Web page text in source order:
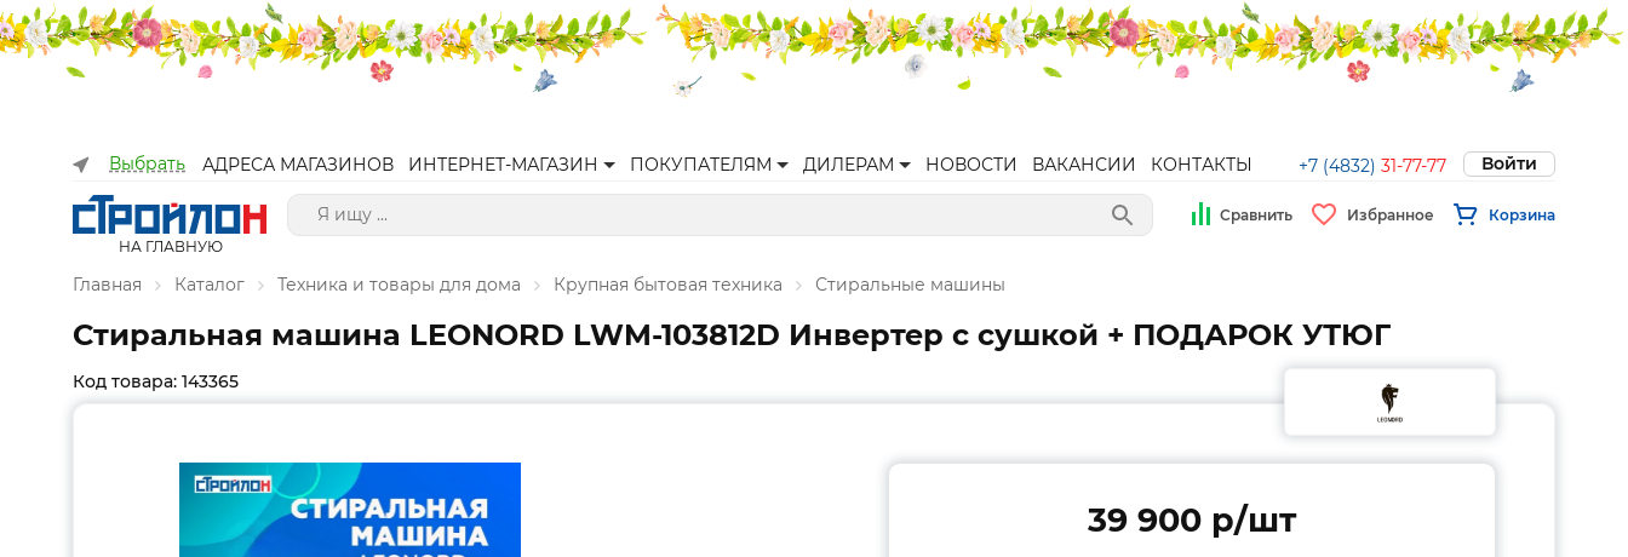
Выбрать АДРЕСА МАГАЗИНОВ ИНТЕРНЕТ-МАГАЗИН ПОКУПАТЕЛЯМ ДИЛЕРАМ НОВОСТИ ВАКАНСИИ КОНТАКТЫ +7 (4832) 31-77-77 Войти
НА ГЛАВНУЮ
Сравнить Избранное Корзина
Главная Каталог Техника и товары для дома Крупная бытовая техника Стиральные машины
Стиральная машина LEONORD LWM-103812D Инвертер с сушкой + ПОДАРОК УТЮГ
Код товара: 143365
39 900 p/шт